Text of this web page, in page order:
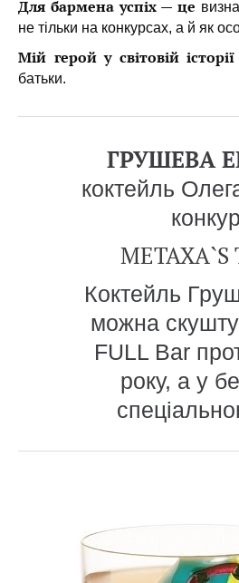
Для бармена успіх — це
не тільки на конкурсах, а й як
Мій герой у світовій історії
батьки.
ГРУШЕВА
коктейль
METAXA`S
Коктейль
можна
FULL Bar
року, а у